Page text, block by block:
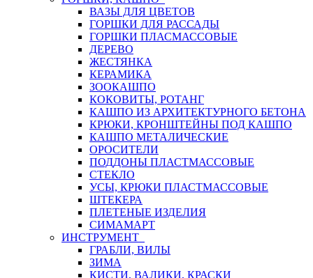
ВАЗЫ ДЛЯ ЦВЕТОВ
ГОРШКИ ДЛЯ РАССАДЫ
ГОРШКИ ПЛАСМАССОВЫЕ
ДЕРЕВО
ЖЕСТЯНКА
КЕРАМИКА
ЗООКАШПО
КОКОВИТЫ, РОТАНГ
КАШПО ИЗ АРХИТЕКТУРНОГО БЕТОНА
КРЮКИ, КРОНШТЕЙНЫ ПОД КАШПО
КАШПО МЕТАЛИЧЕСКИЕ
ОРОСИТЕЛИ
ПОДДОНЫ ПЛАСТМАССОВЫЕ
СТЕКЛО
УСЫ, КРЮКИ ПЛАСТМАССОВЫЕ
ШТЕКЕРА
ПЛЕТЕНЫЕ ИЗДЕЛИЯ
СИМАМАРТ
ИНСТРУМЕНТ
ГРАБЛИ, ВИЛЫ
ЗИМА
КИСТИ, ВАЛИКИ, КРАСКИ